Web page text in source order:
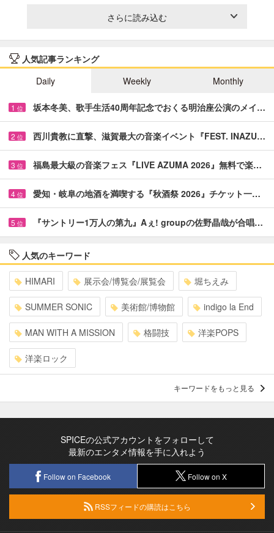
さらに読み込む
人気記事ランキング
Daily
Weekly Monthly
1 位 坂本冬美、歌手生活40周年記念でおくる明治座公演のメイ…
2 位 西川貴教に直撃、滋賀最大の音楽イベント『FEST. INAZU…
3 位 福島最大級の音楽フェス『LIVE AZUMA 2026』無料で楽…
4 位 愛知・岐阜の地酒を満喫する『秋酒祭 2026』チケット一…
5 位 『サントリー1万人の第九』Aぇ! groupの佐野晶哉が合唱…
人気のキーワード
HIMARI 展示会/博覧会/展覧会 堀ちえみ
SUMMER SONIC 美術館/博物館 indigo la End
MAN WITH A MISSION 格闘技 洋楽POPS
洋楽ロック
キーワードをもっと見る
SPICEの公式アカウントをフォローして
最新のエンタメ情報を手に入れよう
Follow on Facebook Follow on X
RSSフィードの購読はこちら